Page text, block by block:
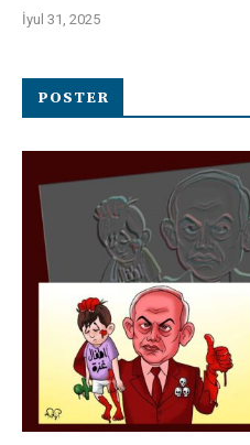
İyul 31, 2025
POSTER